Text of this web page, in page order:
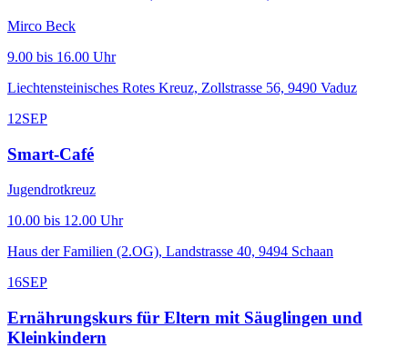
Mirco Beck
9.00 bis 16.00 Uhr
Liechtensteinisches Rotes Kreuz, Zollstrasse 56, 9490 Vaduz
12SEP
Smart-Café
Jugendrotkreuz
10.00 bis 12.00 Uhr
Haus der Familien (2.OG), Landstrasse 40, 9494 Schaan
16SEP
Ernährungskurs für Eltern mit Säuglingen und
Kleinkindern